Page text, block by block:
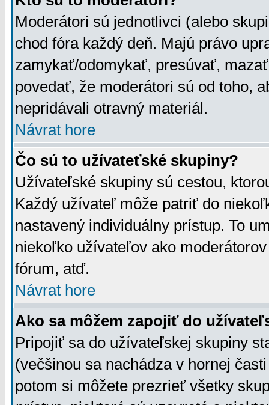
Moderátori sú jednotlivci (alebo
chod fóra každý deň. Majú právo
zamykať/odomykať, presúvať,
povedať, že moderátori sú od toho,
nepridávali otravný materiál.
Návrat hore
Čo sú to užívateťské skupiny?
Užívateľské skupiny sú cestou,
Každý užívateľ môže patriť do
nastavený individuálny prístup. To
niekoľko užívateľov ako
fórum, atď.
Návrat hore
Ako sa môžem zapojiť do
Pripojiť sa do užívateľskej skupiny
(večšinou sa nachádza v hornej
potom si môžete prezrieť všetky